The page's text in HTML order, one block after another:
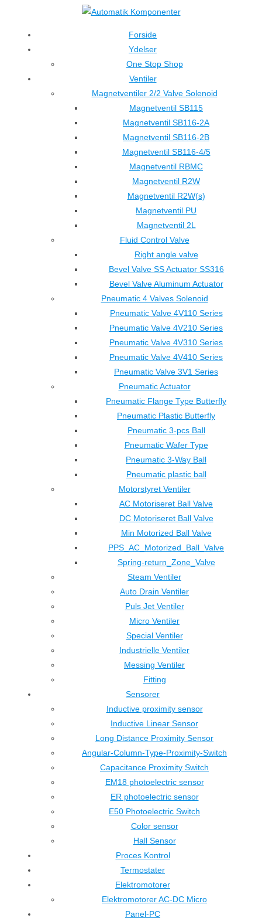
Forside
Ydelser
One Stop Shop
Ventiler
Magnetventiler 2/2 Valve Solenoid
Magnetventil SB115
Magnetventil SB116-2A
Magnetventil SB116-2B
Magnetventil SB116-4/5
Magnetventil RBMC
Magnetventil R2W
Magnetventil R2W(s)
Magnetventil PU
Magnetventil 2L
Fluid Control Valve
Right angle valve
Bevel Valve SS Actuator SS316
Bevel Valve Aluminum Actuator
Pneumatic 4 Valves Solenoid
Pneumatic Valve 4V110 Series
Pneumatic Valve 4V210 Series
Pneumatic Valve 4V310 Series
Pneumatic Valve 4V410 Series
Pneumatic Valve 3V1 Series
Pneumatic Actuator
Pneumatic Flange Type Butterfly
Pneumatic Plastic Butterfly
Pneumatic 3-pcs Ball
Pneumatic Wafer Type
Pneumatic 3-Way Ball
Pneumatic plastic ball
Motorstyret Ventiler
AC Motoriseret Ball Valve
DC Motoriseret Ball Valve
Min Motorized Ball Valve
PPS_AC_Motorized_Ball_Valve
Spring-return_Zone_Valve
Steam Ventiler
Auto Drain Ventiler
Puls Jet Ventiler
Micro Ventiler
Special Ventiler
Industrielle Ventiler
Messing Ventiler
Fitting
Sensorer
Inductive proximity sensor
Inductive Linear Sensor
Long Distance Proximity Sensor
Angular-Column-Type-Proximity-Switch
Capacitance Proximity Switch
EM18 photoelectric sensor
ER photoelectric sensor
E50 Photoelectric Switch
Color sensor
Hall Sensor
Proces Kontrol
Termostater
Elektromotorer
Elektromotorer AC-DC Micro
Panel-PC